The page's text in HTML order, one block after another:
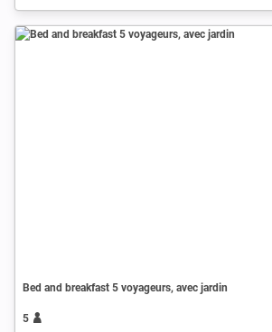
Bed and breakfast 5 voyageurs, avec jardin
5